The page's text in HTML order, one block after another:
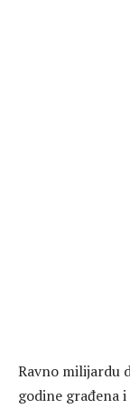
Ravno milijardu
godine građena i